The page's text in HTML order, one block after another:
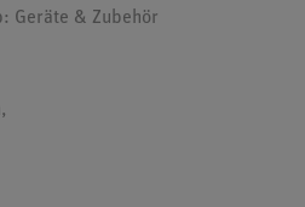
Geräte & Zubehör